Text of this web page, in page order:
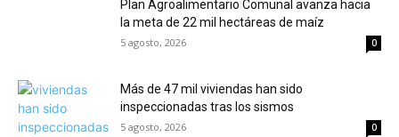
Plan Agroalimentario Comunal avanza hacia
la meta de 22 mil hectáreas de maíz
5 agosto, 2026 0
Más de 47 mil viviendas han sido
inspeccionadas tras los sismos
5 agosto, 2026 0